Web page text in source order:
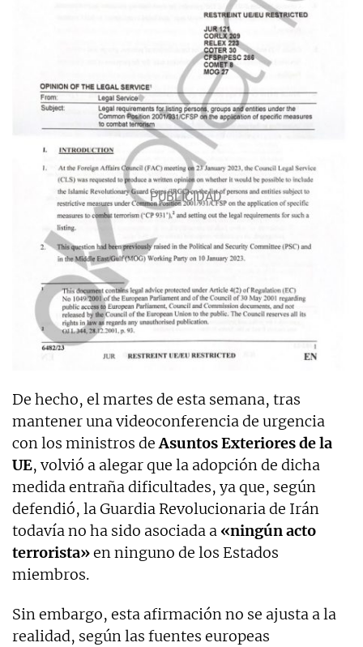
De hecho, el martes de esta semana, tras
mantener una videoconferencia de urgencia
con los ministros deAsuntos Exteriores de la
UE, volvió a alegar que la adopción de dicha
medida entraña dificultades, ya que, según
defendió, la Guardia Revolucionaria de Irán
todavía no ha sido asociada a «ningún acto
terrorista»en ninguno de los Estados
miembros.
Sin embargo, esta afirmación no se ajusta a la
realidad, según las fuentes europeas